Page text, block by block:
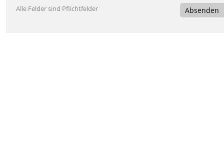
Alle Felder sind Pflichtfelder Absenden